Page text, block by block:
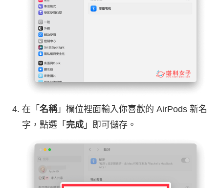
在「 名稱」欄位裡面輸入你喜歡的 AirPods 新名
字，點選「 完成 」即可儲存。